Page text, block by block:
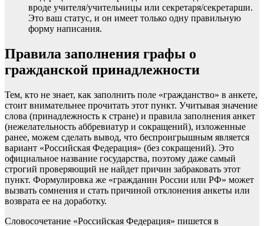
вроде учителя/учительницы или секретаря/секретарши.
Это ваш статус, и он имеет только одну правильную
форму написания.
Правила заполнения графы о
гражданской принадлежности
Тем, кто не знает, как заполнить поле «гражданство» в анкете,
стоит внимательнее прочитать этот пункт. Учитывая значение
слова (принадлежность к стране) и правила заполнения анкет
(нежелательность аббревиатур и сокращений), изложенные
ранее, можем сделать вывод, что беспроигрышным является
вариант «Российская Федерация» (без сокращений). Это
официальное название государства, поэтому даже самый
строгий проверяющий не найдет причин забраковать этот
пункт. Формулировка же «гражданин России или РФ» может
вызвать сомнения и стать причиной отклонения анкеты или
возврата ее на доработку.
Словосочетание «Российская Федерация» пишется в